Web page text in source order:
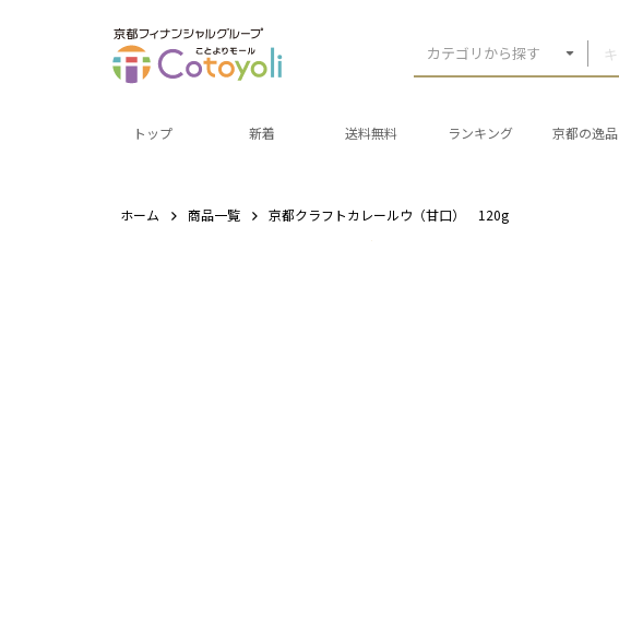
カテゴリから探す
トップ 新着 送料無料 ランキング 京都の逸品
ホーム 商品一覧 京都クラフトカレールウ（甘口） 120g